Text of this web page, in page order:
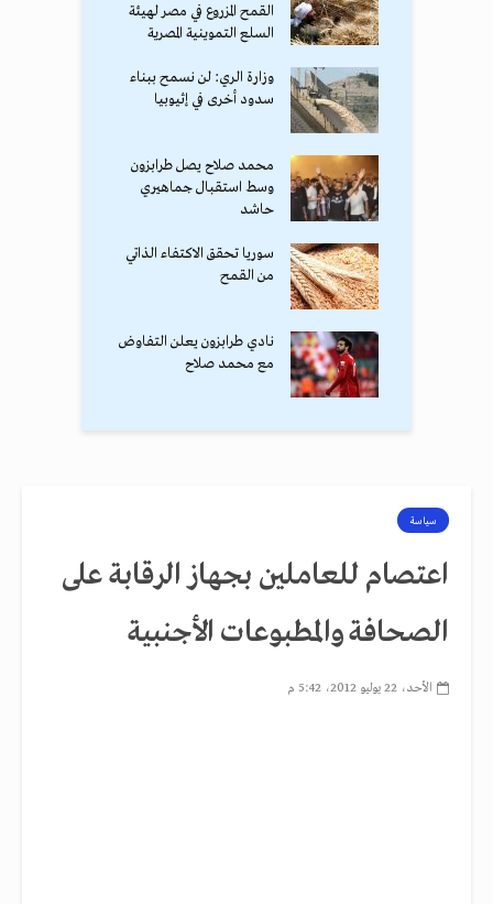
القمح المزروع في مصر لهيئة
السلع التموينية المصرية
وزارة الري: لن نسمح ببناء
سدود أخرى في إثيوبيا
محمد صلاح يصل طرابزون
وسط استقبال جماهيري
حاشد
سوريا تحقق الاكتفاء الذاتي
من القمح
نادي طرابزون يعلن التفاوض
مع محمد صلاح
سياسة
اعتصام للعاملين بجهاز الرقابة على
الصحافة والمطبوعات الأجنبية
الأحد، 22 يوليو 2012، 5:42 م